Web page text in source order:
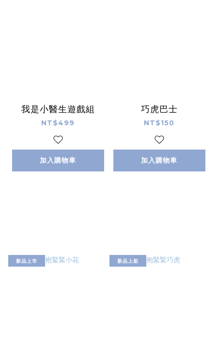
我是小醫生遊戲組
NT$499
加入購物車
巧虎巴士
NT$150
加入購物車
新品上市 新品上架